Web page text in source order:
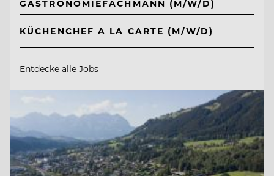
GASTRONOMIEFACHMANN (M/W/D)
KÜCHENCHEF A LA CARTE (M/W/D)
Entdecke alle Jobs